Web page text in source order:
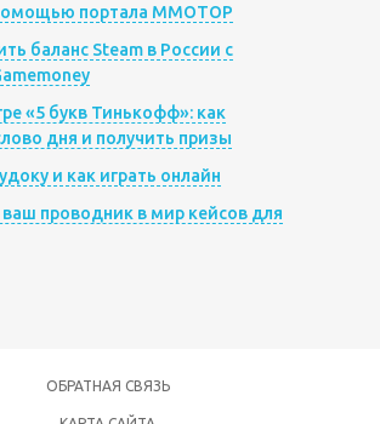
портала MMOTOP
баланс Steam в России с
«5 букв Тинькофф»: как
дня и получить призы
и как играть онлайн
проводник в мир кейсов для
ОБРАТНАЯ СВЯЗЬ